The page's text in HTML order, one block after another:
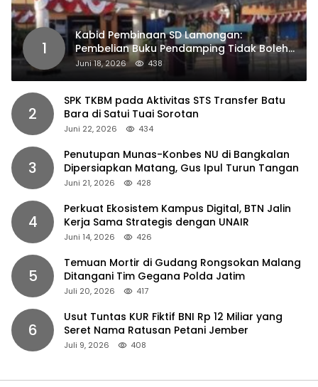
1
Kabid Pembinaan SD Lamongan:
Pembelian Buku Pendamping Tidak Boleh
Dipaksakan
Juni 18, 2026 438
2
SPK TKBM pada Aktivitas STS Transfer Batu
Bara di Satui Tuai Sorotan
Juni 22, 2026 434
3
Penutupan Munas-Konbes NU di Bangkalan
Dipersiapkan Matang, Gus Ipul Turun Tangan
Juni 21, 2026 428
4
Perkuat Ekosistem Kampus Digital, BTN Jalin
Kerja Sama Strategis dengan UNAIR
Juni 14, 2026 426
5
Temuan Mortir di Gudang Rongsokan Malang
Ditangani Tim Gegana Polda Jatim
Juli 20, 2026 417
6
Usut Tuntas KUR Fiktif BNI Rp 12 Miliar yang
Seret Nama Ratusan Petani Jember
Juli 9, 2026 408